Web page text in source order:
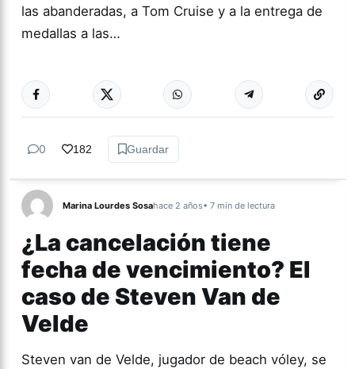
las abanderadas, a Tom Cruise y a la entrega de
medallas a las…
ACTUALIDAD Más
0 182 Guardar
Marina Lourdes Sosahace 2 años• 7 min de lectura
¿La cancelación tiene
fecha de vencimiento? El
caso de Steven Van de
Velde
Steven van de Velde, jugador de beach vóley, se